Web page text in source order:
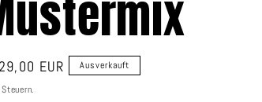
g
i
EUR
Ausverkauft